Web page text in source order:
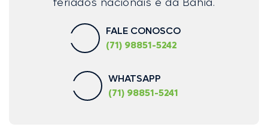
FALE CONOSCO
(71) 98851-5242
WHATSAPP
(71) 98851-5241